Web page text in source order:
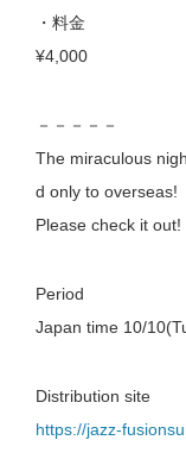
・料金
¥4,000
－－－－－
The miraculous
d only to overseas!
Please check it out!
Period
Japan time 10/
Distribution site
https://jazz-